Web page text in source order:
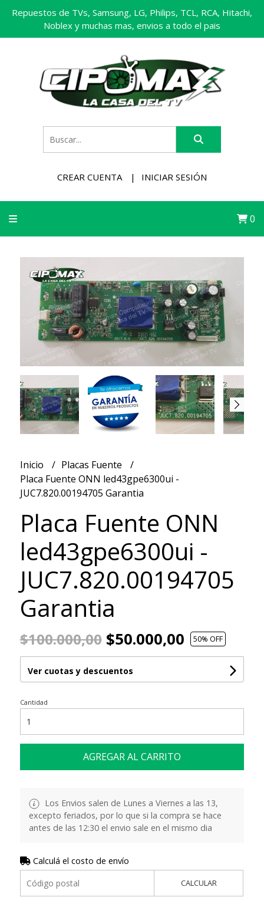
Repuestos de TVs, Samsung, LG, Philips, TCL, RCA, Hitachi,
Noblex y muchas mas, envios a todo el pais
CREAR CUENTA INICIAR SESIÓN
0
Inicio
Placas Fuente
Placa Fuente ONN led43gpe6300ui -
JUC7.820.00194705 Garantia
Placa Fuente ONN
led43gpe6300ui -
JUC7.820.00194705
Garantia
$100.000,00$50.000,00 50% OFF
Ver cuotas y descuentos
Cantidad
AGREGAR AL CARRITO
Los Envios salen de Lunes a Viernes a las 13,
excepto feriados, por lo que si la compra se hace
antes de las 12:30 el envio sale en el mismo dia
Calculá el costo de envío
CALCULAR